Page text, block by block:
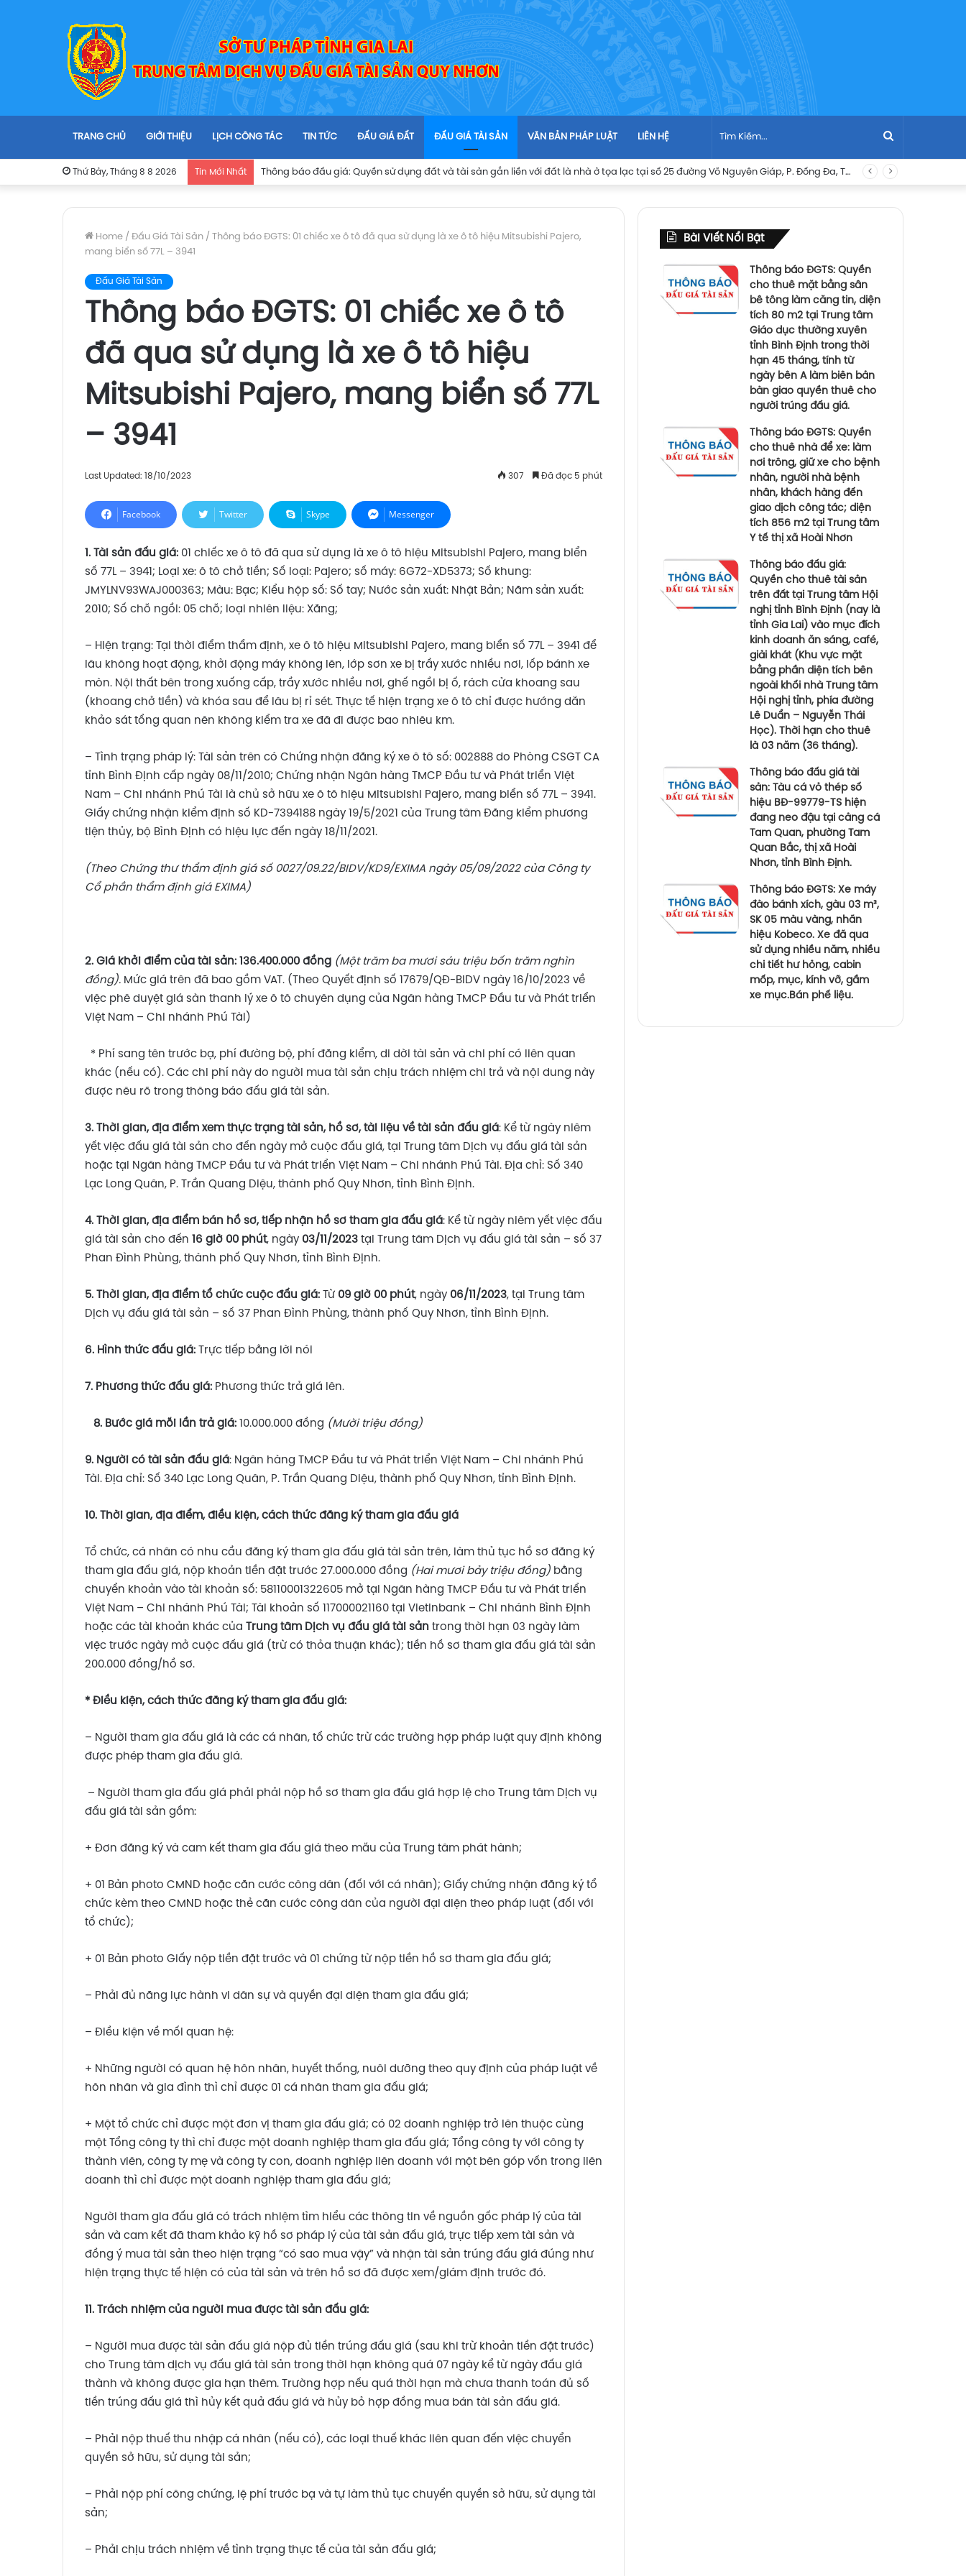
TRANG CHỦ GIỚI THIỆU LỊCH CÔNG TÁC TIN TỨC ĐẤU GIÁ ĐẤT ĐẤU GIÁ TÀI SẢN VĂN BẢN PHÁP LUẬT LIÊN HỆ Tìm
Kiếm...
Thứ Bảy, Tháng 8 8 2026 Tin Mới Nhất
Home / Đấu Giá Tài Sản / Thông báo ĐGTS: 01 chiếc xe ô tô đã qua sử dụng là xe ô tô hiệu Mitsubishi Pajero,
mang biển số 77L – 3941
Đấu Giá Tài Sản
Thông báo ĐGTS: 01 chiếc xe ô tô
đã qua sử dụng là xe ô tô hiệu
Mitsubishi Pajero, mang biển số 77L
– 3941
Last Updated: 18/10/2023 307 Đã đọc 5 phút
Facebook Twitter Skype Messenger
1. Tài sản đấu giá: 01 chiếc xe ô tô đã qua sử dụng là xe ô tô hiệu Mitsubishi Pajero, mang biển
số 77L – 3941; Loại xe: ô tô chở tiền; Số loại: Pajero; số máy: 6G72-XD5373; Số khung:
JMYLNV93WAJ000363; Màu: Bạc; Kiểu hộp số: Số tay; Nước sản xuất: Nhật Bản; Năm sản xuất:
2010; Số chỗ ngồi: 05 chỗ; loại nhiên liệu: Xăng;
– Hiện trạng: Tại thời điểm thẩm định, xe ô tô hiệu Mitsubishi Pajero, mang biển số 77L – 3941 để
lâu không hoạt động, khởi động máy không lên, lớp sơn xe bị trầy xước nhiều nơi, lốp bánh xe
mòn. Nội thất bên trong xuống cấp, trầy xước nhiều nơi, ghế ngồi bị ố, rách cửa khoang sau
(khoang chở tiền) và khóa sau để lâu bị rỉ sét. Thực tế hiện trạng xe ô tô chỉ được hướng dẫn
khảo sát tổng quan nên không kiểm tra xe đã đi được bao nhiêu km.
– Tình trạng pháp lý: Tài sản trên có Chứng nhận đăng ký xe ô tô số: 002888 do Phòng CSGT CA
tỉnh Bình Định cấp ngày 08/11/2010; Chứng nhận Ngân hàng TMCP Đầu tư và Phát triển Việt
Nam – Chi nhánh Phú Tài là chủ sở hữu xe ô tô hiệu Mitsubishi Pajero, mang biển số 77L – 3941.
Giấy chứng nhận kiểm định số KD-7394188 ngày 19/5/2021 của Trung tâm Đăng kiểm phương
tiện thủy, bộ Bình Định có hiệu lực đến ngày 18/11/2021.
(Theo Chứng thư thẩm định giá số 0027/09.22/BIDV/KD9/EXIMA ngày 05/09/2022 của Công ty
Cổ phần thẩm định giá EXIMA)
2. Giá khởi điểm của tài sản: 136.400.000 đồng (Một trăm ba mươi sáu triệu bốn trăm nghìn
đồng). Mức giá trên đã bao gồm VAT. (Theo Quyết định số 17679/QĐ-BIDV ngày 16/10/2023 về
việc phê duyệt giá sàn thanh lý xe ô tô chuyên dụng của Ngân hàng TMCP Đầu tư và Phát triển
Việt Nam – Chi nhánh Phú Tài)
* Phí sang tên trước bạ, phí đường bộ, phí đăng kiểm, di dời tài sản và chi phí có liên quan
khác (nếu có). Các chi phí này do người mua tài sản chịu trách nhiệm chi trả và nội dung này
được nêu rõ trong thông báo đấu giá tài sản.
3. Thời gian, địa điểm xem thực trạng tài sản, hồ sơ, tài liệu về tài sản đấu giá: Kể từ ngày niêm
yết việc đấu giá tài sản cho đến ngày mở cuộc đấu giá, tại Trung tâm Dịch vụ đấu giá tài sản
hoặc tại Ngân hàng TMCP Đầu tư và Phát triển Việt Nam – Chi nhánh Phú Tài. Địa chỉ: Số 340
Lạc Long Quân, P. Trần Quang Diệu, thành phố Quy Nhơn, tỉnh Bình Định.
4. Thời gian, địa điểm bán hồ sơ, tiếp nhận hồ sơ tham gia đấu giá: Kể từ ngày niêm yết việc đấu
giá tài sản cho đến 16 giờ 00 phút, ngày 03/11/2023 tại Trung tâm Dịch vụ đấu giá tài sản – số 37
Phan Đình Phùng, thành phố Quy Nhơn, tỉnh Bình Định.
5. Thời gian, địa điểm tổ chức cuộc đấu giá: Từ09 giờ 00 phút, ngày 06/11/2023, tại Trung tâm
Dịch vụ đấu giá tài sản – số 37 Phan Đình Phùng, thành phố Quy Nhơn, tỉnh Bình Định.
6. Hình thức đấu giá: Trực tiếp bằng lời nói
7. Phương thức đấu giá: Phương thức trả giá lên.
8. Bước giá mỗi lần trả giá: 10.000.000 đồng (Mười triệu đồng)
9. Người có tài sản đấu giá: Ngân hàng TMCP Đầu tư và Phát triển Việt Nam – Chi nhánh Phú
Tài. Địa chỉ: Số 340 Lạc Long Quân, P. Trần Quang Diệu, thành phố Quy Nhơn, tỉnh Bình Định.
10. Thời gian, địa điểm, điều kiện,cách thức đăng ký tham gia đấu giá
Tổ chức, cá nhân có nhu cầu đăng ký tham gia đấu giá tài sản trên, làm thủ tục hồ sơ đăng ký
tham gia đấu giá, nộp khoản tiền đặt trước 27.000.000 đồng (Hai mươi bảy triệu đồng) bằng
chuyển khoản vào tài khoản số: 58110001322605 mở tại Ngân hàng TMCP Đầu tư và Phát triển
Việt Nam – Chi nhánh Phú Tài; Tài khoản số 117000021160 tại Vietinbank – Chi nhánh Bình Định
hoặc các tài khoản khác của Trung tâm Dịch vụ đấu giá tài sản trong thời hạn 03 ngày làm
việc trước ngày mở cuộc đấu giá (trừ có thỏa thuận khác); tiền hồ sơ tham gia đấu giá tài sản
200.000 đồng/hồ sơ.
* Điều kiện,cách thức đăng ký tham gia đấu giá:
– Người tham gia đấu giá là các cá nhân, tổ chức trừ các trường hợp pháp luật quy định không
được phép tham gia đấu giá.
– Người tham gia đấu giá phải phải nộp hồ sơ tham gia đấu giá hợp lệ cho Trung tâm Dịch vụ
đấu giá tài sản gồm:
+ Đơn đăng ký và cam kết tham gia đấu giá theo mẫu của Trung tâm phát hành;
+ 01 Bản photo CMND hoặc căn cước công dân (đối với cá nhân); Giấy chứng nhận đăng ký tổ
chức kèm theo CMND hoặc thẻ căn cước công dân của người đại diện theo pháp luật (đối với
tổ chức);
+ 01 Bản photo Giấy nộp tiền đặt trước và 01 chứng từ nộp tiền hồ sơ tham gia đấu giá;
– Phải đủ năng lực hành vi dân sự và quyền đại diện tham gia đấu giá;
– Điều kiện về mối quan hệ:
+ Những người có quan hệ hôn nhân, huyết thống, nuôi dưỡng theo quy định của pháp luật về
hôn nhân và gia đình thì chỉ được 01 cá nhân tham gia đấu giá;
+ Một tổ chức chỉ được một đơn vị tham gia đấu giá; có 02 doanh nghiệp trở lên thuộc cùng
một Tổng công ty thì chỉ được một doanh nghiệp tham gia đấu giá; Tổng công ty với công ty
thành viên, công ty mẹ và công ty con, doanh nghiệp liên doanh với một bên góp vốn trong liên
doanh thì chỉ được một doanh nghiệp tham gia đấu giá;
Người tham gia đấu giá có trách nhiệm tìm hiểu các thông tin về nguồn gốc pháp lý của tài
sản và cam kết đã tham khảo kỹ hồ sơ pháp lý của tài sản đấu giá, trực tiếp xem tài sản và
đồng ý mua tài sản theo hiện trạng “có sao mua vậy” và nhận tài sản trúng đấu giá đúng như
hiện trạng thực tế hiện có của tài sản và trên hồ sơ đã được xem/giám định trước đó.
11. Trách nhiệm của người mua được tài sản đấu giá:
– Người mua được tài sản đấu giá nộp đủ tiền trúng đấu giá (sau khi trừ khoản tiền đặt trước)
cho Trung tâm dịch vụ đấu giá tài sản trong thời hạn không quá 07 ngày kể từ ngày đấu giá
thành và không được gia hạn thêm. Trường hợp nếu quá thời hạn mà chưa thanh toán đủ số
tiền trúng đấu giá thì hủy kết quả đấu giá và hủy bỏ hợp đồng mua bán tài sản đấu giá.
– Phải nộp thuế thu nhập cá nhân (nếu có), các loại thuế khác liên quan đến việc chuyển
quyền sở hữu, sử dụng tài sản;
– Phải nộp phí công chứng, lệ phí trước bạ và tự làm thủ tục chuyển quyền sở hữu, sử dụng tài
sản;
– Phải chịu trách nhiệm về tình trạng thực tế của tài sản đấu giá;
Bài Viết Nổi Bật
Thông báo ĐGTS: Quyền
cho thuê mặt bằng sân
bê tông làm căng tin, diện
tích 80 m2 tại Trung tâm
Giáo dục thường xuyên
tỉnh Bình Định trong thời
hạn 45 tháng, tính từ
ngày bên A làm biên bản
bàn giao quyền thuê cho
người trúng đấu giá.
Thông báo ĐGTS: Quyền
cho thuê nhà để xe: làm
nơi trông, giữ xe cho bệnh
nhân, người nhà bệnh
nhân, khách hàng đến
giao dịch công tác; diện
tích 856 m2 tại Trung tâm
Y tế thị xã Hoài Nhơn
Thông báo đấu giá:
Quyền cho thuê tài sản
trên đất tại Trung tâm Hội
nghị tỉnh Bình Định (nay là
tỉnh Gia Lai) vào mục đích
kinh doanh ăn sáng, café,
giải khát (Khu vực mặt
bằng phần diện tích bên
ngoài khối nhà Trung tâm
Hội nghị tỉnh, phía đường
Lê Duẩn – Nguyễn Thái
Học). Thời hạn cho thuê
là 03 năm (36 tháng).
Thông báo đấu giá tài
sản: Tàu cá vỏ thép số
hiệu BĐ-99779-TS hiện
đang neo đậu tại cảng cá
Tam Quan, phường Tam
Quan Bắc, thị xã Hoài
Nhơn, tỉnh Bình Định.
Thông báo ĐGTS: Xe máy
đào bánh xích, gàu 03 m³,
SK 05 màu vàng, nhãn
hiệu Kobeco. Xe đã qua
sử dụng nhiều năm, nhiều
chi tiết hư hỏng, cabin
mốp, mục, kính vỡ, gầm
xe mục.Bán phế liệu.